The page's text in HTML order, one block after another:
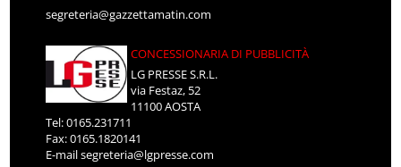
segreteria@gazzettamatin.com
CONCESSIONARIA DI PUBBLICITÀ
LG PRESSE S.R.L.
via Festaz, 52
11100 AOSTA
Tel: 0165.231711
Fax: 0165.1820141
E-mailsegreteria@lgpresse.com